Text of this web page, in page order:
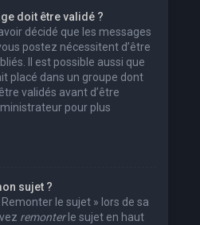
doit être validé ?
décidé que les messages
postez nécessitent d’être
Il est possible aussi que
placé dans un groupe dont
validés avant d’être
pour plus
sujet ?
le sujet » lors de sa
remonterle sujet en haut